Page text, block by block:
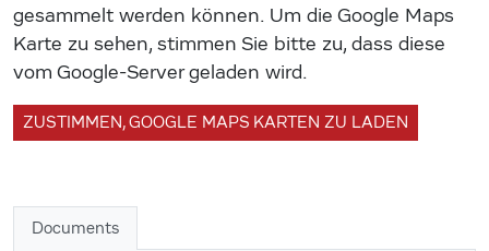
gesammelt werden können. Um die Google Maps
Karte zu sehen, stimmen Sie bitte zu, dass diese
vom Google-Server geladen wird.
ZUSTIMMEN, GOOGLE MAPS KARTEN ZU LADEN
Documents